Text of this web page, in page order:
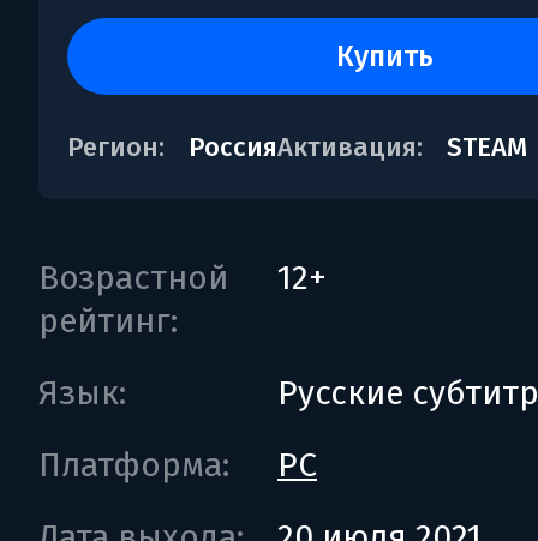
купить
Регион: РоссияАктивация: STEAM
Возрастной
рейтинг:
12+
Язык:
Русские
Платформа:
PC